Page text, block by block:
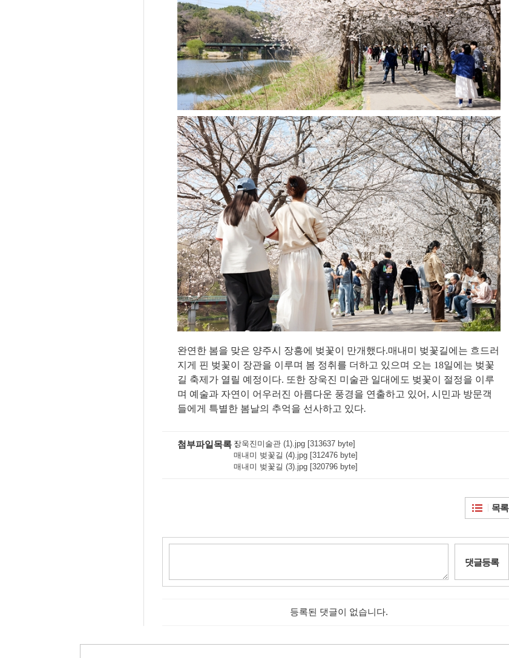
완연한 봄을 맞은 양주시 장흥에 벚꽃이 만개했다.매내미 벚꽃길에는 흐드러
지게 핀 벚꽃이 장관을 이루며 봄 정취를 더하고 있으며 오는 18일에는 벚꽃
길 축제가 열릴 예정이다. 또한 장욱진 미술관 일대에도 벚꽃이 절정을 이루
며 예술과 자연이 어우러진 아름다운 풍경을 연출하고 있어 , 시민과 방문객
들에게 특별한 봄날의 추억을 선사하고 있다.
첨부파일목록 장욱진미술관 (1).jpg [313637 byte]
매내미 벚꽃길 (4).jpg [312476 byte]
매내미 벚꽃길 (3).jpg [320796 byte]
목록
댓글등록
등록된 댓글이 없습니다.